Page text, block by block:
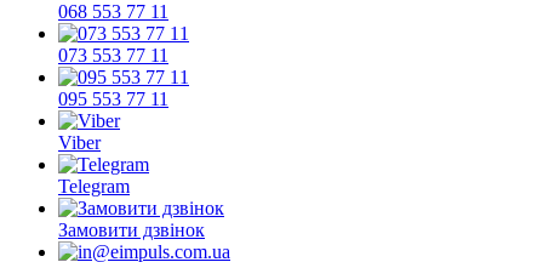
068 553 77 11
073 553 77 11
095 553 77 11
Viber
Telegram
Замовити дзвінок